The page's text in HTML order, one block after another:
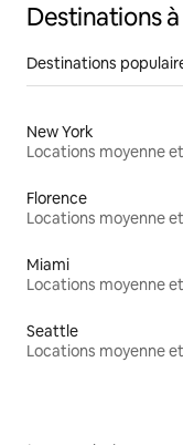
Destinations
Destinations
New York
Florence
Miami
Seattle